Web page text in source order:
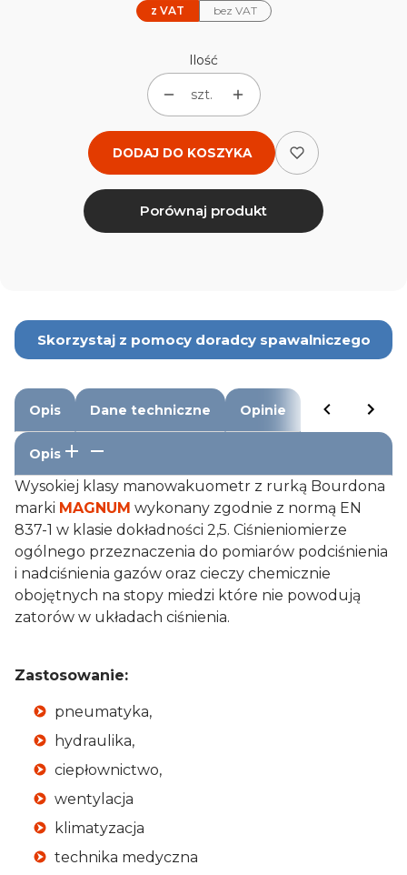
z VAT bez VAT
Ilość
szt.
DODAJ DO KOSZYKA
Porównaj produkt
Skorzystaj z pomocy doradcy spawalniczego
Opis Dane techniczne Opinie
Opis
Wysokiej klasy manowakuometr z rurką Bourdona
marki MAGNUM wykonany zgodnie z normą EN
837-1 w klasie dokładności 2,5. Ciśnieniomierze
ogólnego przeznaczenia do pomiarów podciśnienia
i nadciśnienia gazów oraz cieczy chemicznie
obojętnych na stopy miedzi które nie powodują
zatorów w układach ciśnienia.
Zastosowanie:
pneumatyka,
hydraulika,
ciepłownictwo,
wentylacja
klimatyzacja
technika medyczna